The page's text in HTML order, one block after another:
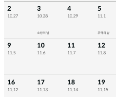
2
10.27
3
10.28
소방의 날
4
10.29
5
11.1
무역의 날
9
11.5
10
11.6
11
11.7
12
11.8
16
11.12
17
11.13
18
11.14
19
11.15